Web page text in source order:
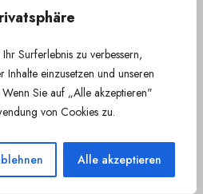
Surferlebnis zu verbessern,
einzusetzen und unseren
Sie auf „Alle akzeptieren"
von Cookies zu.
Alle akzeptieren